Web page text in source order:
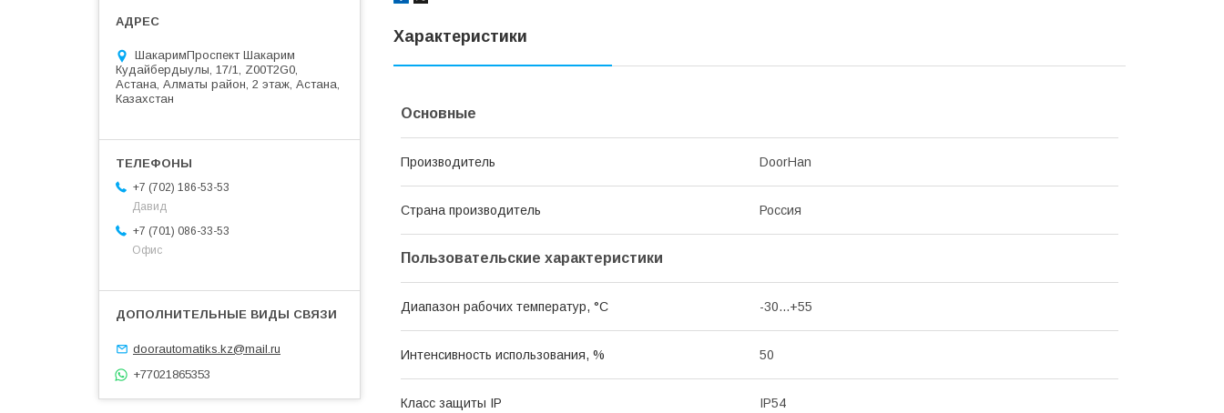
Характеристики
Основные
Производитель DoorHan
Страна производитель Россия
Пользовательские характеристики
Диапазон рабочих температур, °С -30...+55
Интенсивность использования, % 50
Класс защиты IP IP54
ШакаримПроспект Шакарим
Кудайбердыулы, 17/1, Z00T2G0,
Астана, Алматы район, 2 этаж, Астана,
Казахстан
+7 (702) 186-53-53
Давид
+7 (701) 086-33-53
Офис
doorautomatiks.kz@mail.ru
+77021865353